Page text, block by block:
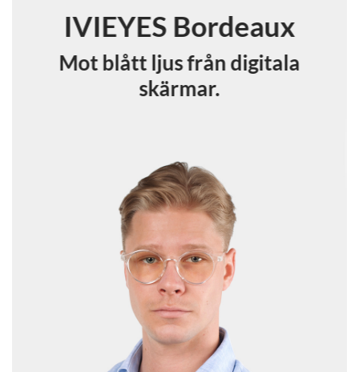
IVIEYES Bordeaux
Mot blått ljus från digitala
skärmar.